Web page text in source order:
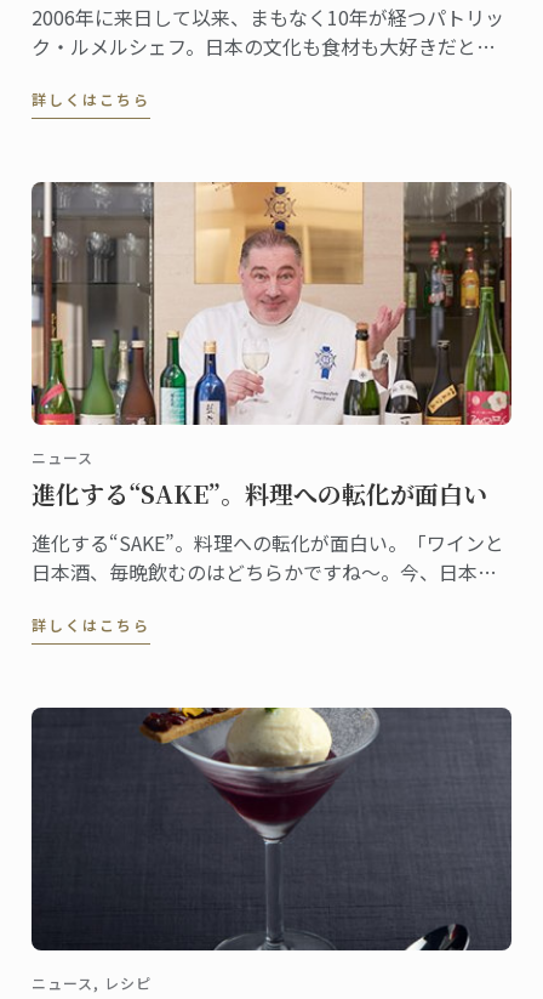
2006年に来日して以来、まもなく10年が経つパトリッ
ク・ルメルシェフ。日本の文化も食材も大好きだとい
は“桜”。日本でも、とてもシーズナルな食材である。
詳しくはこちら
ニュース
進化する“SAKE”。料理への転化が面白い
進化する“SAKE”。料理への転化が面白い。「ワインと
日本酒、毎晩飲むのはどちらかですね～。今、日本酒
ながら、嬉しそうにそう教えてくれたのは、日本校マ
詳しくはこちら
ニュース, レシピ